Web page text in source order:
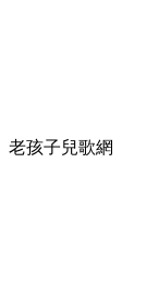
老孩子兒歌網